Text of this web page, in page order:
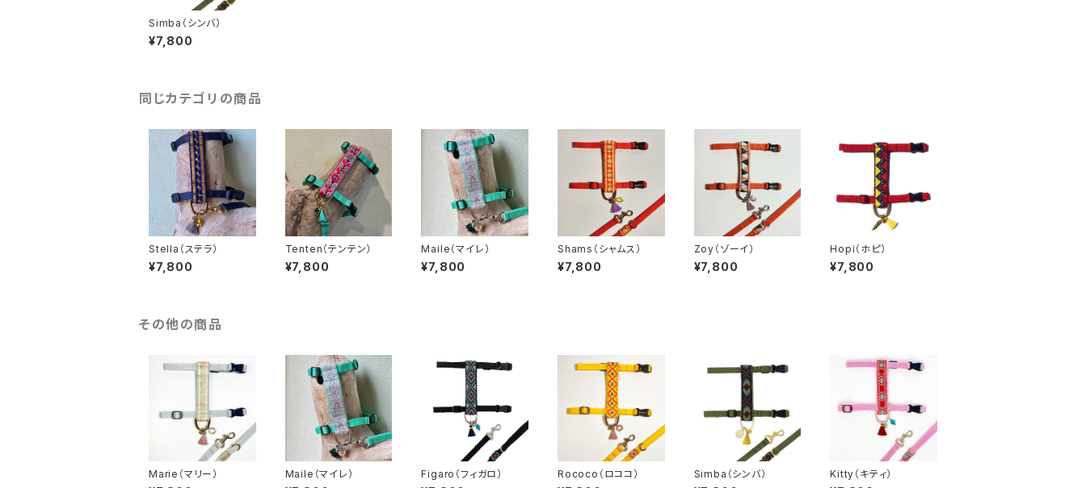
Simba（シンバ）
¥7,800
同じカテゴリの商品
Stella（ステラ）
¥7,800
Tenten（テンテン）
¥7,800
Maile（マイレ）
¥7,800
Shams（シャムス）
¥7,800
Zoy（ゾーイ）
¥7,800
Hopi（ホピ）
¥7,800
その他の商品
Marie（マリー） Maile（マイレ） Figaro（フィガロ） Rococo（ロココ） Simba（シンバ） Kitty（キティ）